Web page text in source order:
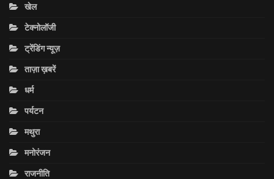
खेल
टेक्नोलॉजी
ट्रेंडिंग न्यूज़
ताज़ा ख़बरें
धर्म
पर्यटन
मथुरा
मनोरंजन
राजनीति